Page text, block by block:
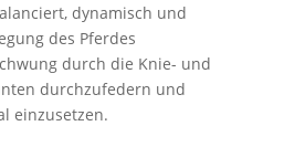
dynamisch und
des Pferdes
durch die Knie- und
durchzufedern und
einzusetzen.